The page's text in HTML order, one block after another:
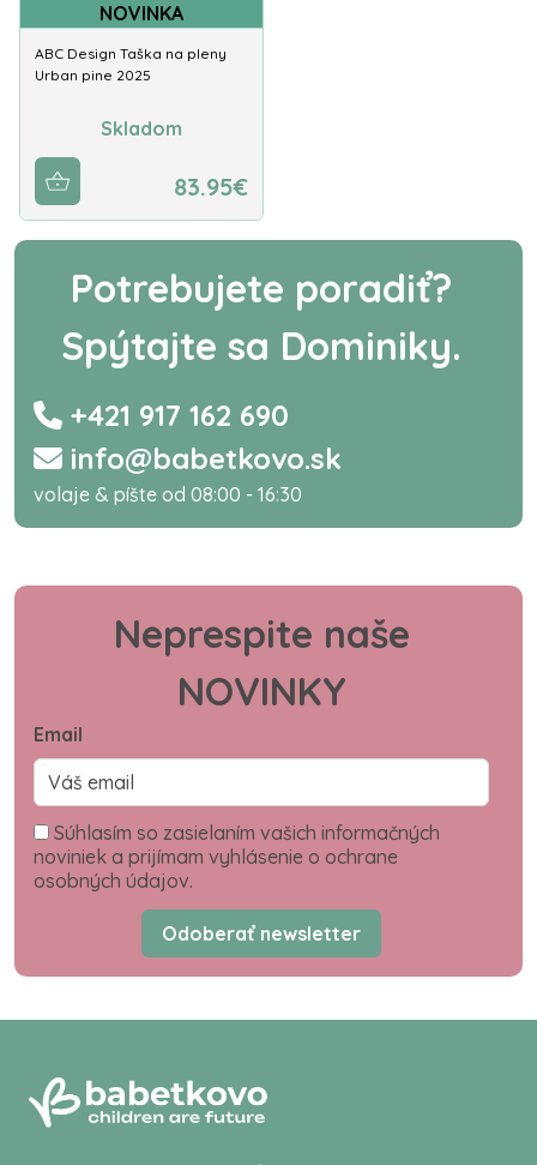
NOVINKA
ABC Design Taška na pleny
Urban pine 2025
Skladom
83.95€
Potrebujete poradiť?
Spýtajte sa Dominiky.
+421 917 162 690
info@babetkovo.sk
volaje & píšte od 08:00 - 16:30
Neprespite naše
NOVINKY
Email
Súhlasím so zasielaním vašich informačných
noviniek a prijímam vyhlásenie o ochrane
osobných údajov.
Odoberať newsletter